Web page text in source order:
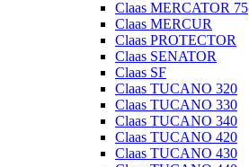
Claas MERCATOR 75
Claas MERCUR
Claas PROTECTOR
Claas SENATOR
Claas SF
Claas TUCANO 320
Claas TUCANO 330
Claas TUCANO 340
Claas TUCANO 420
Claas TUCANO 430